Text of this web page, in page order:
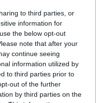
to third parties, or
information for
the below opt-out
note that after your
continue seeing
information utilized by
to third parties prior to
out of the further
by third parties on the
a magyar
kezd ezzel a
konferenciánkon
Philippe francia
kapcsolatos
során kitért arra,
az országban...